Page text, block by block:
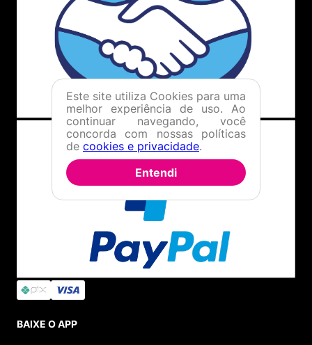
BAIXE O APP
Este site utiliza Cookies para uma
melhor experiência de uso. Ao
continuar navegando, você
concorda com nossas políticas
de cookies e privacidade.
Entendi